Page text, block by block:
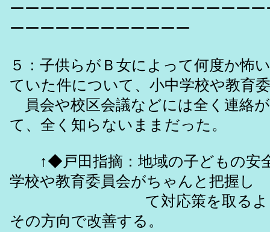
ーーーーーーーーーーーーーーーー
ーーーーーーーーーーーー
５：子供らがＢ女によって何度か怖
ていた件について、小中学校や教育委
員会や校区会議などには全く連絡
て、全く知らないままだった。
↑◆戸田指摘：地域の子どもの安
学校や教育委員会がちゃんと把握し
て対応策を取るように
その方向で改善する。